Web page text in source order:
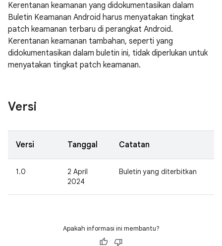
Kerentanan keamanan yang didokumentasikan dalam
Buletin Keamanan Android harus menyatakan tingkat
patch keamanan terbaru di perangkat Android.
Kerentanan keamanan tambahan, seperti yang
didokumentasikan dalam buletin ini, tidak diperlukan untuk
menyatakan tingkat patch keamanan.
Versi
Versi Tanggal Catatan
1.0
2 April
2024
Buletin yang diterbitkan
Apakah informasi ini membantu?